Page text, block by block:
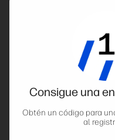
Consigue una
Obtén un código para
al